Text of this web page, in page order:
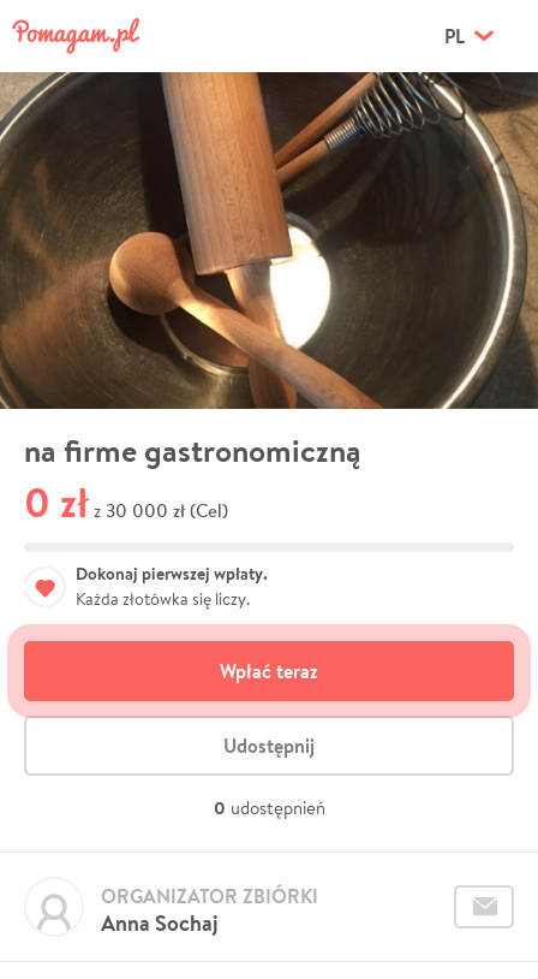
PL
na firme gastronomiczną
0 zł z 30 000 zł (Cel)
Dokonaj pierwszej wpłaty.
Każda złotówka się liczy.
Wpłać teraz
Udostępnij
0 udostępnień
Anna Sochaj
ORGANIZATOR ZBIÓRKI